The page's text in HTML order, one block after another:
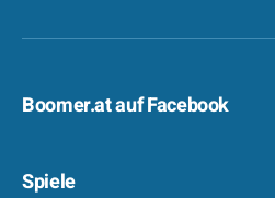
Boomer.at auf Facebook
Spiele